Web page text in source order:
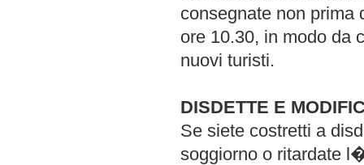
consegnate non prima
ore 10.30, in modo da
nuovi turisti.
DISDETTE E
Se siete costretti a
soggiorno o ritardate